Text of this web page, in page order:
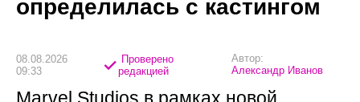
определилась с кастингом
08.08.2026
09:33
Проверено
редакцией
Автор:
Александр Иванов
Marvel Studios в рамках новой